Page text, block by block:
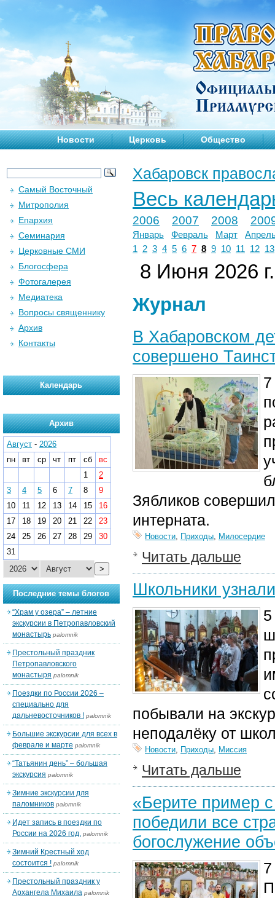
Новости Церковь Общество
Хабаровск
Весь
2006 2007 2008
Январь Февраль Март
1
2 3 4 5 6 7 8 9 10 11 12 13
8 Июня 2026 г.
Журнал
В Хабаровском
совершено
Зябликов
интерната.
Новости, Приходы, Милосердие
Читать дальше
Школьники
побывали на
неподалёку от
Новости, Приходы, Миссия
Читать дальше
«Берите пример
победили все
богослужение
Самый Восточный
Митрополия
Епархия
Семинария
Церковные СМИ
Блогосфера
Фотогалерея
Медиатека
Вопросы священнику
Архив
Контакты
Календарь
Архив
Август - 2026
пн
вт ср чт пт сб
вс
1
2
3
4 5 6 7 8
9
10
11 12 13 14 15
16
17
18 19 20 21 22
23
24
25 26 27 28 29
30
31
>
Последние темы блогов
“Храм у озера” – летние
экскурсии в Петропавловский
монастырь palomnik
Престольный праздник
Петропавловского
монастыря palomnik
Поездки по России 2026 –
специально для
дальневосточников ! palomnik
Большие экскурсии для всех в
феврале и марте palomnik
“Татьянин день” – большая
экскурсия palomnik
Зимние экскурсии для
паломников palomnik
Идет запись в поездки по
России на 2026 год. palomnik
Зимний Крестный ход
состоится ! palomnik
Престольный праздник у
Архангела Михаила palomnik